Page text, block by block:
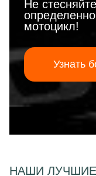
Не
мотоцикл!
Узнать
НАШИ